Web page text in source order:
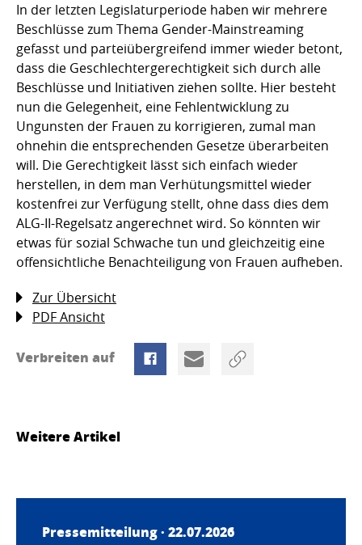
In der letzten Legislaturperiode haben wir mehrere
Beschlüsse zum Thema Gender-Mainstreaming
gefasst und parteiübergreifend immer wieder betont,
dass die Geschlechtergerechtigkeit sich durch alle
Beschlüsse und Initiativen ziehen sollte. Hier besteht
nun die Gelegenheit, eine Fehlentwicklung zu
Ungunsten der Frauen zu korrigieren, zumal man
ohnehin die entsprechenden Gesetze überarbeiten
will. Die Gerechtigkeit lässt sich einfach wieder
herstellen, in dem man Verhütungsmittel wieder
kostenfrei zur Verfügung stellt, ohne dass dies dem
ALG-II-Regelsatz angerechnet wird. So könnten wir
etwas für sozial Schwache tun und gleichzeitig eine
offensichtliche Benachteiligung von Frauen aufheben.
Zur Übersicht
PDF Ansicht
Verbreiten auf
Weitere Artikel
Pressemitteilung · 22.07.2026